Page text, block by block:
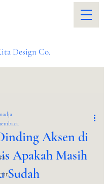
Design Co.
Aksen di
Apakah Masih
Sudah